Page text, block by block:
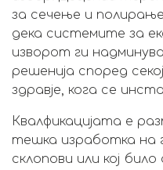
за сечење и
дека системите за
изворот ги
решенија според
здравје, кога се
Квалфикацијата е
тешка изработка на
склопови или кој